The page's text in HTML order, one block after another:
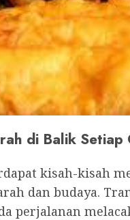
di Balik Setiap
kisah-kisah
dan budaya.
perjalanan